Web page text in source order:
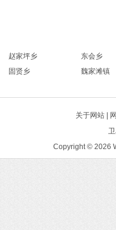
赵家坪乡
东会乡
固贤乡
魏家滩镇
关于网站 |
Copyright © 2026